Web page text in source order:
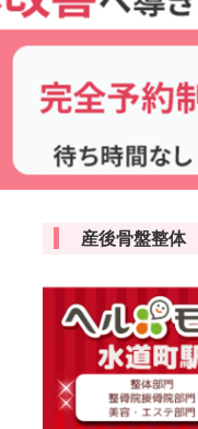
産後骨盤整体